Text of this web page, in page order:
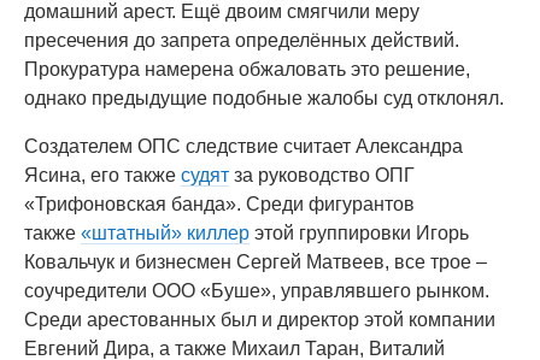
домашний арест. Ещё двоим смягчили меру
пресечения до запрета определённых действий.
Прокуратура намерена обжаловать это решение,
однако предыдущие подобные жалобы суд отклонял.
Создателем ОПС следствие считает Александра
Ясина, его также судят за руководство ОПГ
«Трифоновская банда». Среди фигурантов
также «штатный» киллер этой группировки Игорь
Ковальчук и бизнесмен Сергей Матвеев, все трое –
соучредители ООО «Буше», управлявшего рынком.
Среди арестованных был и директор этой компании
Евгений Дира, а также Михаил Таран, Виталий